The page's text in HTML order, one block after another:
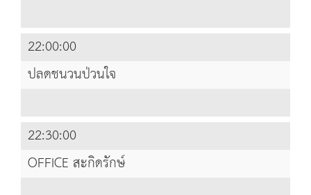
22:00:00
ปลดชนวนป่วนใจ
22:30:00
OFFICE สะกิดรักษ์